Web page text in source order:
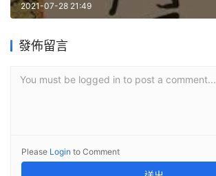
2021-07-28 21:49
發佈留言
You must be logged in to post a comment...
Please Login to Comment